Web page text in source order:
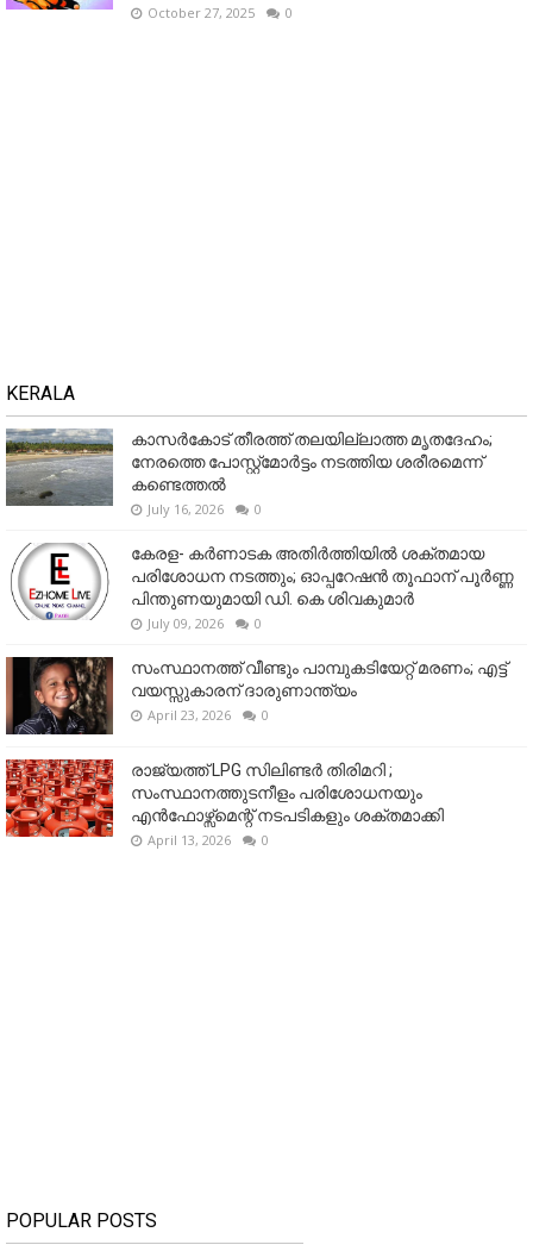
October 27, 2025 0
KERALA
കാസർകോട് തീരത്ത് തലയില്ലാത്ത മൃതദേഹം;
നേരത്തെ പോസ്റ്റ്‌മോർട്ടം നടത്തിയ ശരീരമെന്ന്
കണ്ടെത്തൽ
July 16, 2026 0
കേരള- കർണാടക അതിർത്തിയിൽ ശക്തമായ
പരിശോധന നടത്തും; ഓപ്പറേഷൻ തൂഫാന് പൂർണ്ണ
പിന്തുണയുമായി ഡി. കെ ശിവകുമാർ
July 09, 2026 0
സംസ്ഥാനത്ത് വീണ്ടും പാമ്പുകടിയേറ്റ് മരണം; എട്ട്
വയസ്സുകാരന് ദാരുണാന്ത്യം
April 23, 2026 0
രാജ്യത്ത് LPG സിലിണ്ടർ തിരിമറി ;
സംസ്ഥാനത്തുടനീളം പരിശോധനയും
എൻഫോഴ്സ്മെന്റ് നടപടികളും ശക്തമാക്കി
April 13, 2026 0
POPULAR POSTS